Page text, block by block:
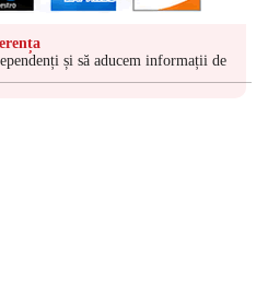
și să aducem informații de